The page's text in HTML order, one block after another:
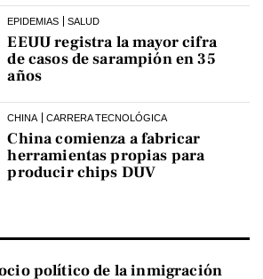
EPIDEMIAS SALUD
EEUU registra la mayor cifra
de casos de sarampión en 35
años
CHINA CARRERA TECNOLÓGICA
China comienza a fabricar
herramientas propias para
producir chips DUV
político de la inmigración